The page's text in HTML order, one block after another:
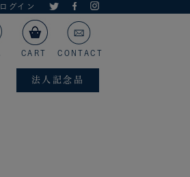
ログイン
CART CONTACT
法人記念品